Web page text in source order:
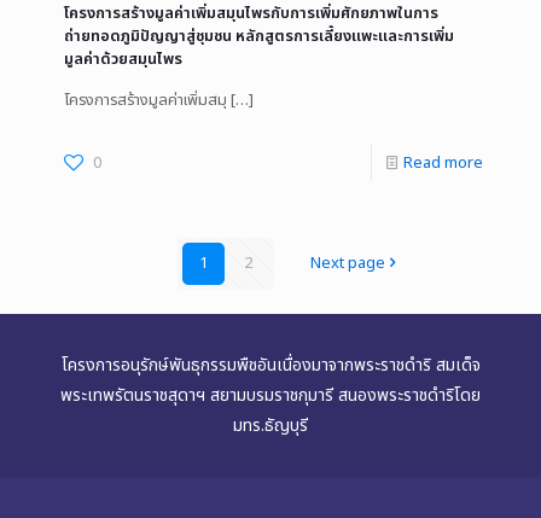
โครงการสร้างมูลค่าเพิ่มสมุนไพรกับการเพิ่มศักยภาพในการ
ถ่ายทอดภูมิปัญญาสู่ชุมชน หลักสูตรการเลี้ยงแพะและการเพิ่ม
มูลค่าด้วยสมุนไพร
โครงการสร้างมูลค่าเพิ่มสมุ […]
0 Read more
1 2 Next page
โครงการอนุรักษ์พันธุกรรมพืชอันเนื่องมาจากพระราชดำริ สมเด็จ
พระเทพรัตนราชสุดาฯ สยามบรมราชกุมารี สนองพระราชดำริโดย
มทร.ธัญบุรี